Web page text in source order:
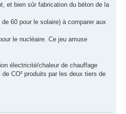
et bien sûr fabrication du béton de la
60 pour le solaire) à comparer aux
le nucléaire. Ce jeu amuse
électricité/chaleur de chauffage
CO² produits par les deux tiers de